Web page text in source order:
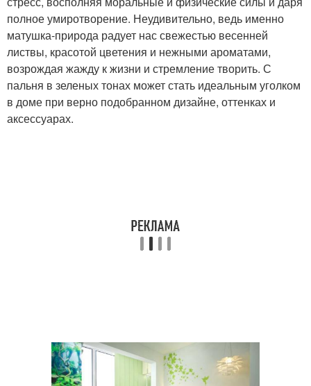
полное умиротворение. Неудивительно, ведь именно
матушка-природа радует нас свежестью весенней
листвы, красотой цветения и нежными ароматами,
возрождая жажду к жизни и стремление творить. С
пальня в зеленых тонах может стать идеальным уголком
в доме при верно подобранном дизайне, оттенках и
аксессуарах.